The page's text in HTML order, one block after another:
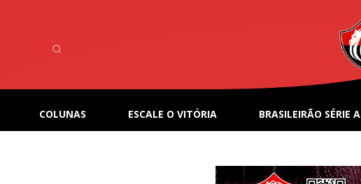
COLUNAS ESCALE O VITÓRIA BRASILEIRÃO SÉRIE A